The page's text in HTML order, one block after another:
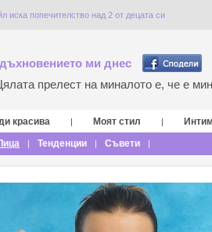
иска попечителство над 2 от децата си
ми днес
прелест на миналото е, че е
красива | Моят стил |
| Тенденции | Съвети |